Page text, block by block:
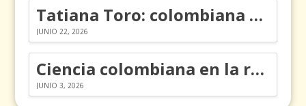
Tatiana Toro: colombiana que cambió la historia de las matemáticas
JUNIO 22, 2026
Ciencia colombiana en la revolución de los órganos en chips
JUNIO 3, 2026